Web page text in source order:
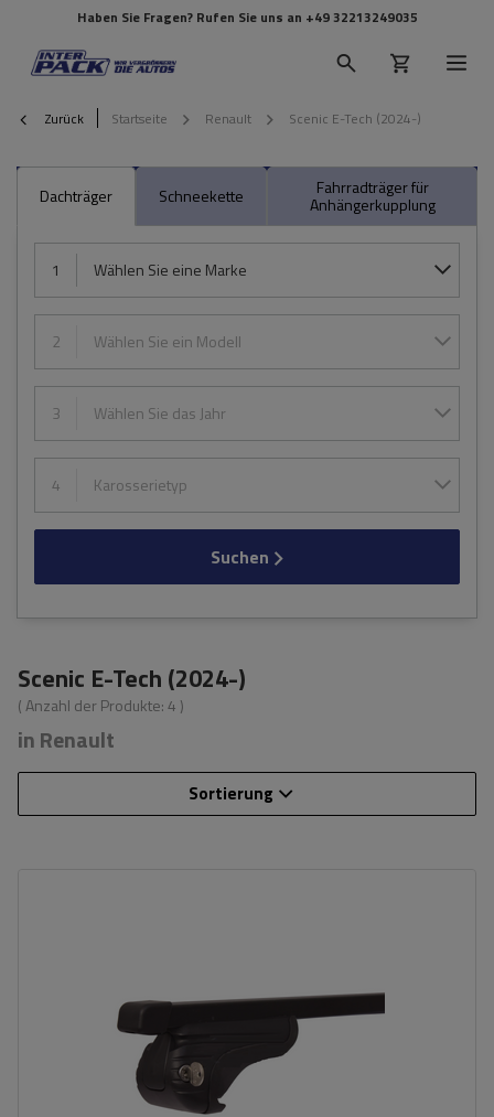
Haben Sie Fragen? Rufen Sie uns an +49 32213249035
Zurück Startseite Renault Scenic E-Tech (2024-)
Dachträger Schneekette Fahrradträger für
Anhängerkupplung
1 Wählen Sie eine Marke
2 Wählen Sie ein Modell
3 Wählen Sie das Jahr
4 Karosserietyp
Suchen
Scenic E-Tech (2024-)
( Anzahl der Produkte:4 )
in Renault
Sortierung